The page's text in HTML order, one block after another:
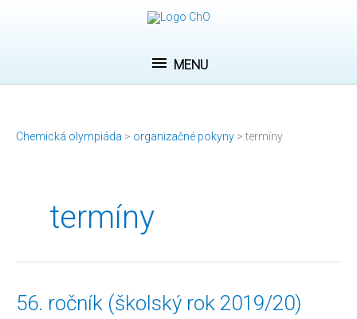
MENU
MENU
Chemická olympiáda > organizačné pokyny >termíny
termíny
56. ročník (školský rok 2019/20)
56.
ročník